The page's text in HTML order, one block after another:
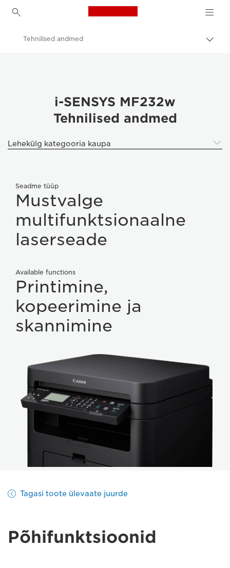
Canon Logo, back to
Lülita
Tehnilised andmed
i-SENSYS MF232w
Tehnilised andmed
Lehekülg kategooria kaupa
Seadme tüüp
Mustvalge
multifunktsionaalne
laserseade
Available functions
Printimine,
kopeerimine ja
skannimine
Tagasi toote ülevaate juurde
Põhifunktsioonid